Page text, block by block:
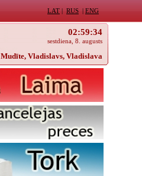
LAT | RUS | ENG
02:59:34
sestdiena, 8. augusts
Mudīte, Vladislavs, Vladislava